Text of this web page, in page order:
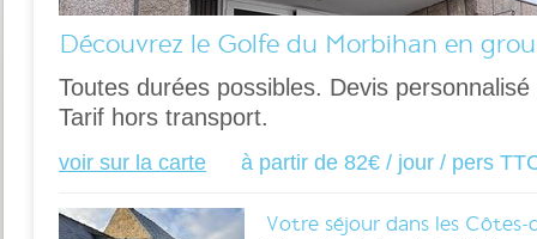
Découvrez le Golfe du Morbihan en
Toutes durées possibles. Devis
Tarif hors transport.
voir sur la carte à partir de 82€ / jour / pers
Votre séjour dans les